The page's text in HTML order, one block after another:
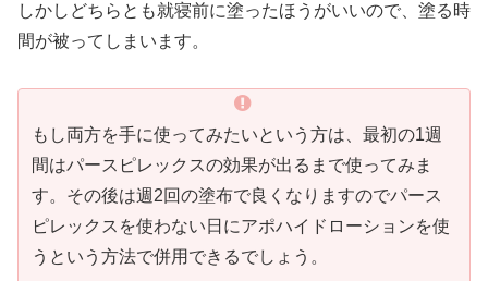
しかしどちらとも就寝前に塗ったほうがいいので、塗る時
間が被ってしまいます。
もし両方を手に使ってみたいという方は、最初の1週
間はパースピレックスの効果が出るまで使ってみま
す。その後は週2回の塗布で良くなりますのでパース
ピレックスを使わない日にアポハイドローションを使
うという方法で併用できるでしょう。